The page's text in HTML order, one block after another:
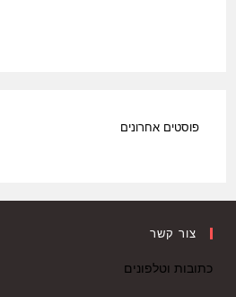
פוסטים אחרונים
צור קשר
כתובות וטלפונים